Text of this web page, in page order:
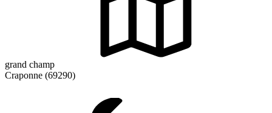
grand champ
Craponne (69290)